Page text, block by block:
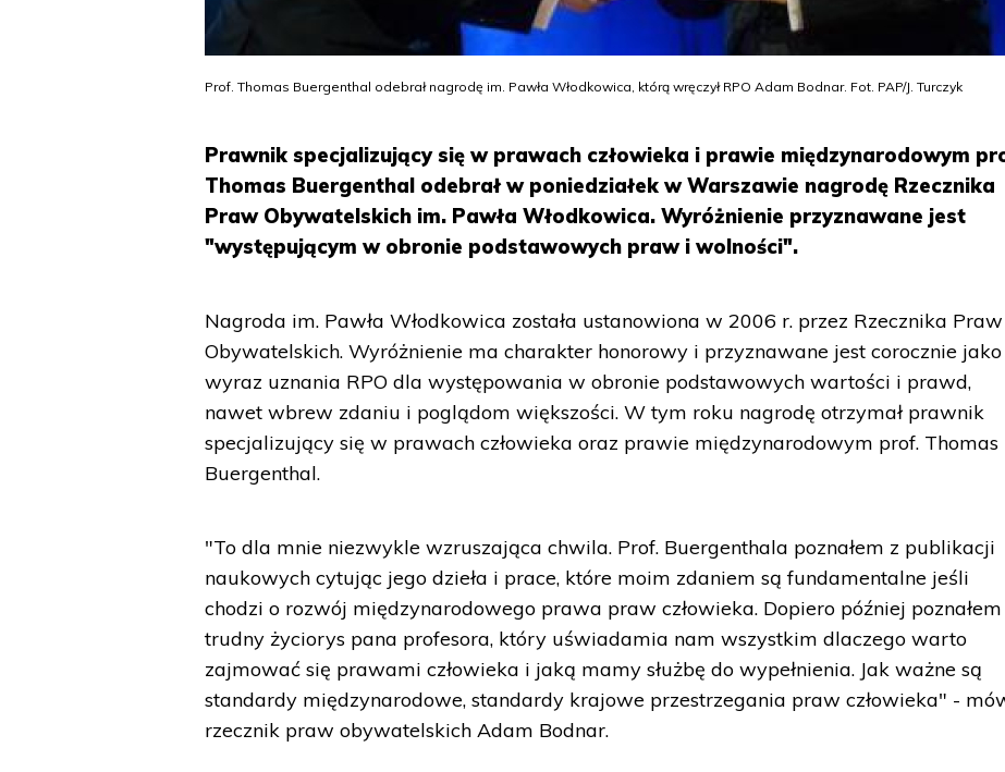
Prof. Thomas Buergenthal odebrał nagrodę im. Pawła Włodkowica, którą wręczył RPO Adam Bodnar. Fot. PAP/J. Turczyk
Prawnik specjalizujący się w prawach człowieka i prawie międzynarodowym
Thomas Buergenthal odebrał w poniedziałek w Warszawie nagrodę Rzecznika
Praw Obywatelskich im. Pawła Włodkowica. Wyróżnienie przyznawane jest
"występującym w obronie podstawowych praw i wolności".
Nagroda im. Pawła Włodkowica została ustanowiona w 2006 r. przez Rzecznika Praw
Obywatelskich. Wyróżnienie ma charakter honorowy i przyznawane jest corocznie jako
wyraz uznania RPO dla występowania w obronie podstawowych wartości i prawd,
nawet wbrew zdaniu i poglądom większości. W tym roku nagrodę otrzymał prawnik
specjalizujący się w prawach człowieka oraz prawie międzynarodowym prof. Thomas
Buergenthal.
"To dla mnie niezwykle wzruszająca chwila. Prof. Buergenthala poznałem z publikacji
naukowych cytując jego dzieła i prace, które moim zdaniem są fundamentalne jeśli
chodzi o rozwój międzynarodowego prawa praw człowieka. Dopiero później poznałem
trudny życiorys pana profesora, który uświadamia nam wszystkim dlaczego warto
zajmować się prawami człowieka i jaką mamy służbę do wypełnienia. Jak ważne są
standardy międzynarodowe, standardy krajowe przestrzegania praw człowieka" -
rzecznik praw obywatelskich Adam Bodnar.